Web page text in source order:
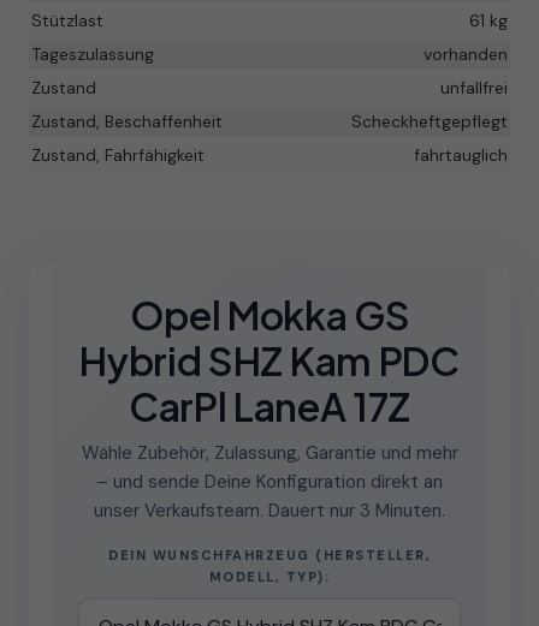
Stützlast
61 kg
Tageszulassung
vorhanden
Zustand
unfallfrei
Zustand, Beschaffenheit
Scheckheftgepflegt
Zustand, Fahrfähigkeit
fahrtauglich
Opel Mokka GS
Hybrid SHZ Kam PDC
CarPl LaneA 17Z
Wähle Zubehör, Zulassung, Garantie und mehr
– und sende Deine Konfiguration direkt an
unser Verkaufsteam. Dauert nur 3 Minuten.
DEIN WUNSCHFAHRZEUG (HERSTELLER,
MODELL, TYP):